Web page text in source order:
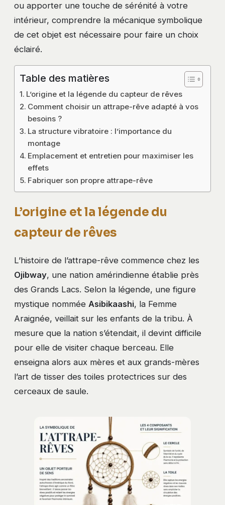
ou apporter une touche de sérénité à votre
intérieur, comprendre la mécanique symbolique
de cet objet est nécessaire pour faire un choix
éclairé.
Table des matières
L’origine et la légende du capteur de rêves
Comment choisir un attrape-rêve adapté à vos
besoins ?
La structure vibratoire : l’importance du
montage
Emplacement et entretien pour maximiser les
effets
Fabriquer son propre attrape-rêve
L’origine et la légende du
capteur de rêves
L’histoire de l’attrape-rêve commence chez les
Ojibway, une nation amérindienne établie près
des Grands Lacs. Selon la légende, une figure
mystique nommée Asibikaashi, la Femme
Araignée, veillait sur les enfants de la tribu. À
mesure que la nation s’étendait, il devint difficile
pour elle de visiter chaque berceau. Elle
enseigna alors aux mères et aux grands-mères
l’art de tisser des toiles protectrices sur des
cerceaux de saule.